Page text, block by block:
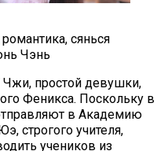
сянься
Чэнь
простой девушки,
Феникса. Поскольку в
в Академию
строгого учителя,
учеников из